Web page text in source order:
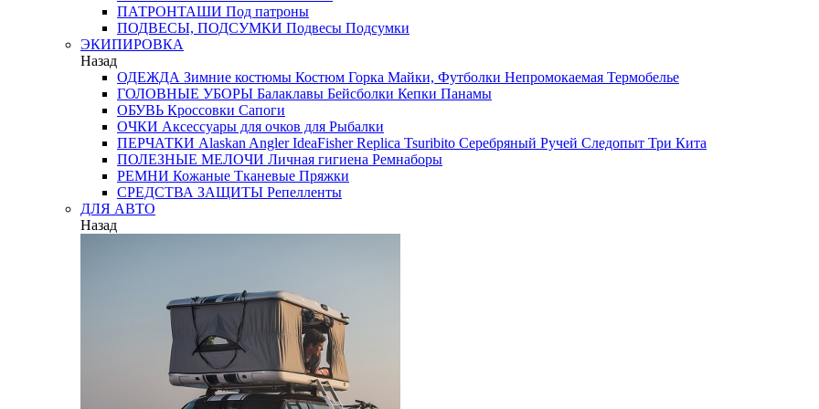
ПАТРОНТАШИ Под патроны
ПОДВЕСЫ, ПОДСУМКИ Подвесы Подсумки
ЭКИПИРОВКА
Назад
ОДЕЖДА Зимние костюмы Костюм Горка Майки, Футболки Непромокаемая Термобелье
ГОЛОВНЫЕ УБОРЫ Балаклавы Бейсболки Кепки Панамы
ОБУВЬ Кроссовки Сапоги
ОЧКИ Аксессуары для очков для Рыбалки
ПЕРЧАТКИ Alaskan AnglerIdeaFisherReplica Tsuribito Серебряный Ручей Следопыт Три Кита
ПОЛЕЗНЫЕ МЕЛОЧИ Личная гигиена Ремнаборы
РЕМНИ Кожаные Тканевые Пряжки
СРЕДСТВА ЗАЩИТЫ Репелленты
ДЛЯ АВТО
Назад